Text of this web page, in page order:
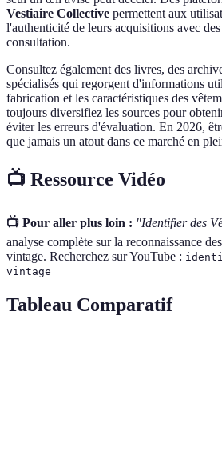
Vestiaire Collective permettent aux
l'authenticité de leurs acquisitions avec
consultation.
Consultez également des livres, des
spécialisés qui regorgent d'informations
fabrication et les caractéristiques des
toujours diversifiez les sources pour
éviter les erreurs d'évaluation. En 2026,
que jamais un atout dans ce marché en
📺 Ressource Vidéo
📺 Pour aller plus loin : "Identifier des
analyse complète sur la reconnaissance
vintage. Recherchez sur YouTube :
vintage
Tableau Comparatif